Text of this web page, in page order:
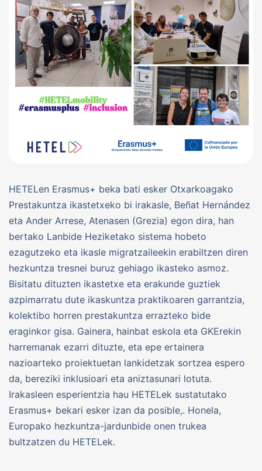
HETELen Erasmus+ beka bati esker Otxarkoagako
Prestakuntza ikastetxeko bi irakasle, Beñat Hernández
eta Ander Arrese, Atenasen (Grezia) egon dira, han
bertako Lanbide Heziketako sistema hobeto
ezagutzeko eta ikasle migratzaileekin erabiltzen diren
hezkuntza tresnei buruz gehiago ikasteko asmoz.
Bisitatu dituzten ikastetxe eta erakunde guztiek
azpimarratu dute ikaskuntza praktikoaren garrantzia,
kolektibo horren prestakuntza errazteko bide
eraginkor gisa. Gainera, hainbat eskola eta GKErekin
harremanak ezarri dituzte, eta epe ertainera
nazioarteko proiektuetan lankidetzak sortzea espero
da, bereziki inklusioari eta aniztasunari lotuta.
Irakasleen esperientzia hau HETELek sustatutako
Erasmus+ bekari esker izan da posible,. Honela,
Europako hezkuntza-jardunbide onen trukea
bultzatzen du HETELek.